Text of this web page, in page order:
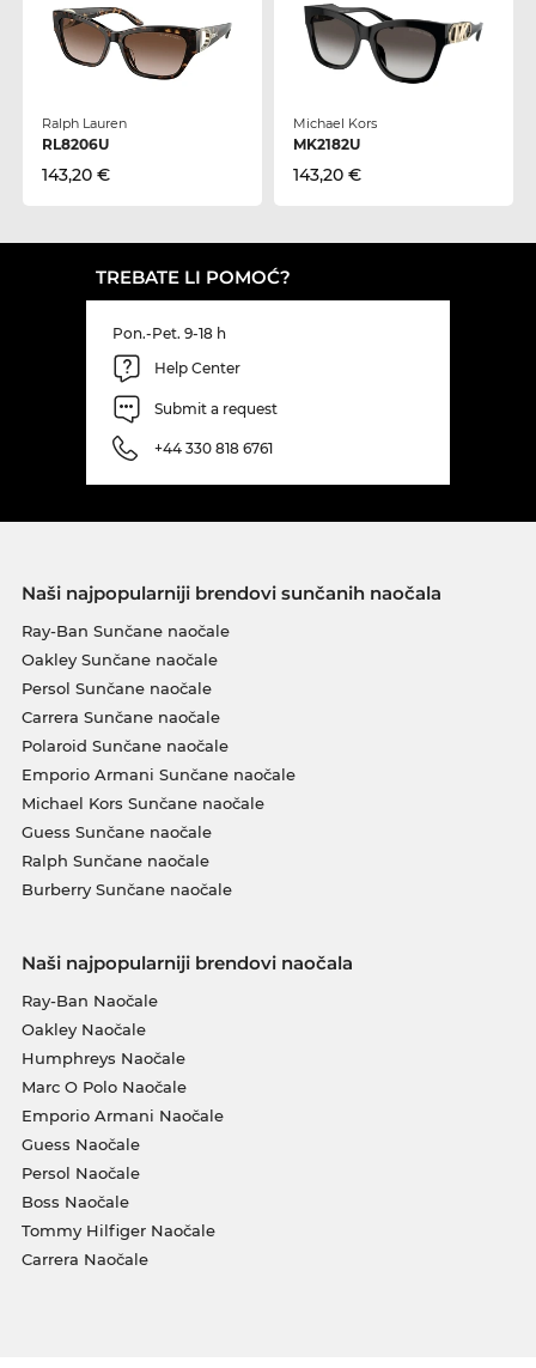
Ralph Lauren
RL8206U
143,20 €
Michael Kors
MK2182U
143,20 €
TREBATE LI POMOĆ?
Pon.-Pet. 9-18 h
Help Center
Submit a request
+44 330 818 6761
Naši najpopularniji brendovi sunčanih naočala
Ray-Ban Sunčane naočale
Oakley Sunčane naočale
Persol Sunčane naočale
Carrera Sunčane naočale
Polaroid Sunčane naočale
Emporio Armani Sunčane naočale
Michael Kors Sunčane naočale
Guess Sunčane naočale
Ralph Sunčane naočale
Burberry Sunčane naočale
Naši najpopularniji brendovi naočala
Ray-Ban Naočale
Oakley Naočale
Humphreys Naočale
Marc O Polo Naočale
Emporio Armani Naočale
Guess Naočale
Persol Naočale
Boss Naočale
Tommy Hilfiger Naočale
Carrera Naočale